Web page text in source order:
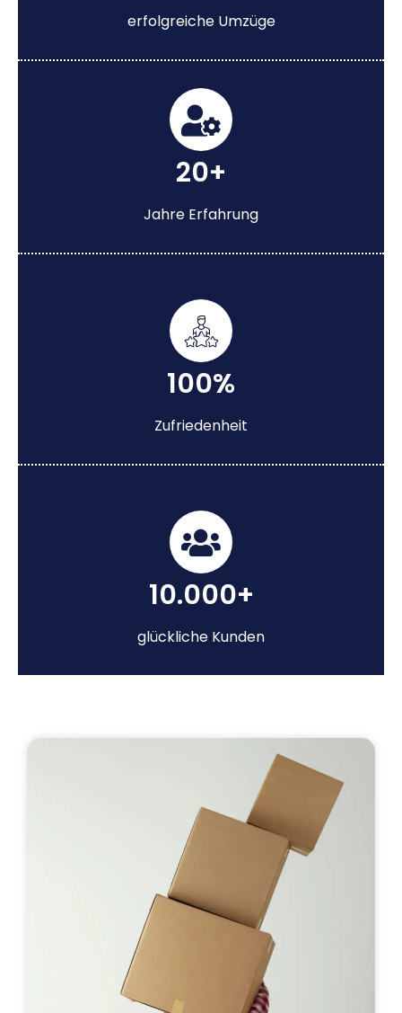
erfolgreiche Umzüge
20+
Jahre Erfahrung
100%
Zufriedenheit
10.000+
glückliche Kunden